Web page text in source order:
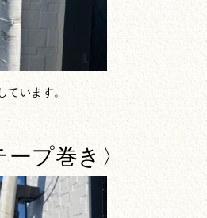
います。
プ巻き〉